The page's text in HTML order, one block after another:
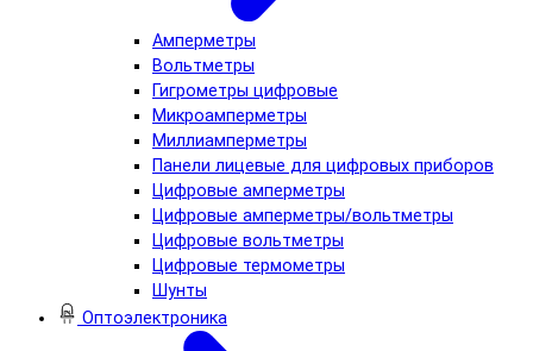
Амперметры
Вольтметры
Гигрометры цифровые
Микроамперметры
Миллиамперметры
Панели лицевые для цифровых приборов
Цифровые амперметры
Цифровые амперметры/вольтметры
Цифровые вольтметры
Цифровые термометры
Шунты
Оптоэлектроника